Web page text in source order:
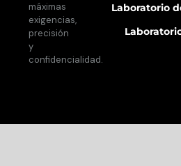
máximas
exigencias,
precisión
y
confidencialidad.
Laboratorio